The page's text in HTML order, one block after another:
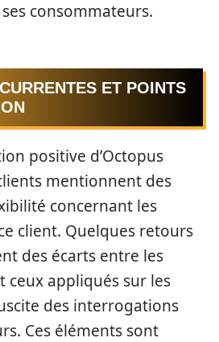
consommateurs.
ET POINTS
positive d’Octopus
mentionnent des
concernant les
client. Quelques retours
des écarts entre les
ceux appliqués sur les
des interrogations
Ces éléments sont